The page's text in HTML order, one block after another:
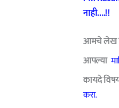
नाही….!!
आमचे लेख
आपल्या
कायदे
करा.